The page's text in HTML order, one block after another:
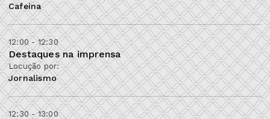
Cafeína
12:00 - 12:30
Destaques na imprensa
Locução por:
Jornalismo
12:30 - 13:00